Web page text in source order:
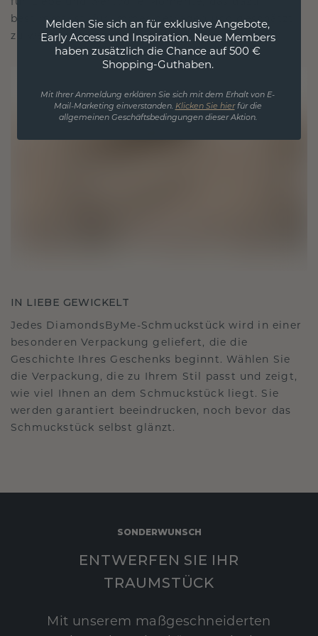
bestimmt ist, für immer getragen und geschätzt
zu werden.
IN LIEBE GEWICKELT
Jedes DiamondsByMe-Schmuckstück wird in einer
besonderen Verpackung geliefert, die die
Geschichte Ihres Geschenks beginnt. Wählen Sie
die Verpackung, die zu Ihrem Stil passt und zeigt,
wie viel Ihnen an dem Schmuckstück liegt. Sie
werden garantiert beeindrucken, noch bevor das
Schmuckstück selbst glänzt.
SONDERWUNSCH
ENTWERFEN SIE IHR
TRAUMSTÜCK
Mit unserem maßgeschneiderten
Melden Sie sich an für exklusive Angebote,
Early Access und Inspiration. Neue Members
haben zusätzlich die Chance auf 500 €
Shopping-Guthaben.
Mit Ihrer Anmeldung erklären Sie sich mit dem Erhalt von E-
Mail-Marketing einverstanden. Klicken Sie hierfür die
allgemeinen Geschäftsbedingungen dieser Aktion.